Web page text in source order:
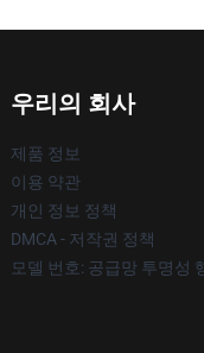
우리의 회사
제품 정보
이용 약관
개인 정보 정책
DMCA - 저작권 정책
모델 번호: 공급망 투명성